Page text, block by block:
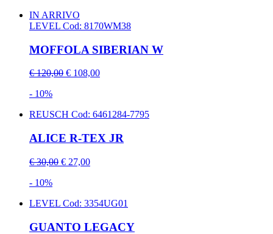
IN ARRIVO
LEVEL Cod: 8170WM38
MOFFOLA SIBERIAN W
€ 120,00 € 108,00
- 10%
REUSCH Cod: 6461284-7795
ALICE R-TEX JR
€ 30,00 € 27,00
- 10%
LEVEL Cod: 3354UG01
GUANTO LEGACY